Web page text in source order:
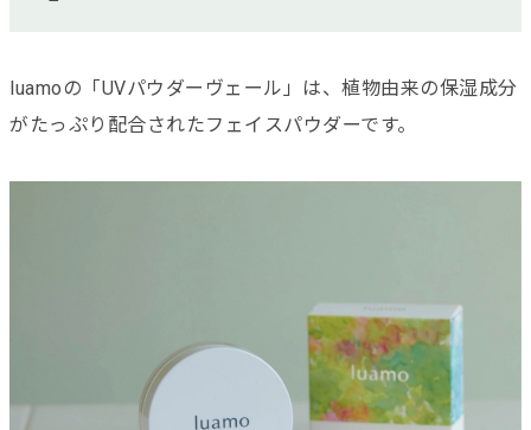
luamoの「UVパウダーヴェール」は、植物由来の保湿成分
がたっぷり配合されたフェイスパウダーです。